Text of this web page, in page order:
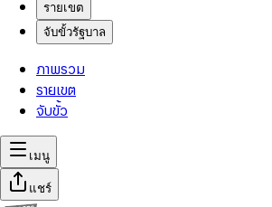
รายเขต
จับขั้วรัฐบาล
ภาพรวม
รายเขต
จับขั้ว
เมนู
แชร์